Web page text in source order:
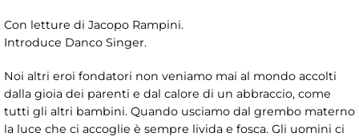
Con letture di Jacopo Rampini.
Introduce Danco Singer.
Noi altri eroi fondatori non veniamo mai al mondo accolti
dalla gioia dei parenti e dal calore di un abbraccio, come
tutti gli altri bambini. Quando usciamo dal grembo materno
la luce che ci accoglie è sempre livida e fosca. Gli uomini ci